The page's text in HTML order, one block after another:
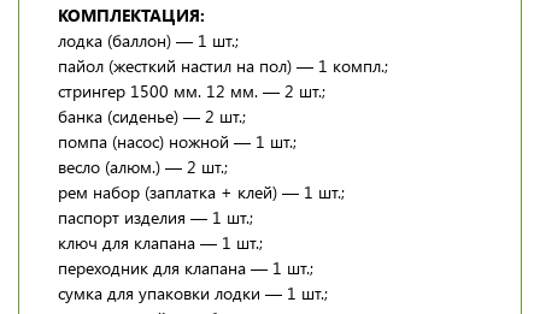
КОМПЛЕКТАЦИЯ:
лодка (баллон) — 1 шт.;
пайол (жесткий настил на пол) — 1 компл.;
стрингер 1500 мм. 12 мм. — 2 шт.;
банка (сиденье) — 2 шт.;
помпа (насос) ножной — 1 шт.;
весло (алюм.) — 2 шт.;
рем набор (заплатка + клей) — 1 шт.;
паспорт изделия — 1 шт.;
ключ для клапана — 1 шт.;
переходник для клапана — 1 шт.;
сумка для упаковки лодки — 1 шт.;